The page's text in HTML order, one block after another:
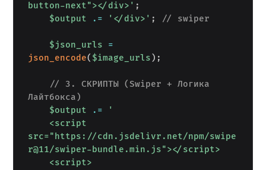
button-next"></div>' ;
$output
.= '</div>' ; // swiper
$json_urls
=
json_encode( $image_urls ) ;
// 3. СКРИПТЫ (Swiper + Логика
Лайтбокса)
$output
.=
'
src="https://cdn.jsdelivr.net/npm/swipe
r@11/swiper-bundle.min.js"></script>